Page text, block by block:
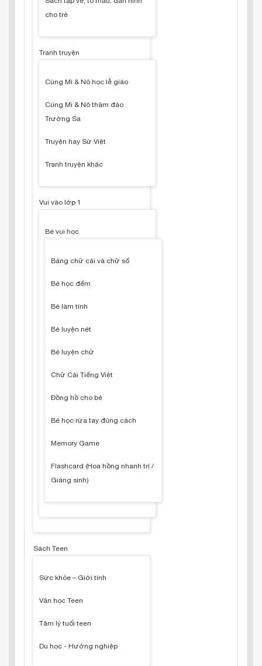
cho trẻ
Tranh truyện
Cùng Mi & Nô học lễ giáo
Cùng Mi & Nô thăm đảo
Trường Sa
Truyện hay Sử Việt
Tranh truyện khác
Vui vào lớp 1
Bé vui học
Bảng chữ cái và chữ số
Bé học đếm
Bé làm tính
Bé luyện nét
Bé luyện chữ
Chữ Cái Tiếng Việt
Đồng hồ cho bé
Bé học rửa tay đúng cách
Memory Game
Flashcard (Hoa hồng nhanh trí /
Giáng sinh)
Sách Teen
Sức khỏe – Giới tính
Văn học Teen
Tâm lý tuổi teen
Du học - Hướng nghiệp